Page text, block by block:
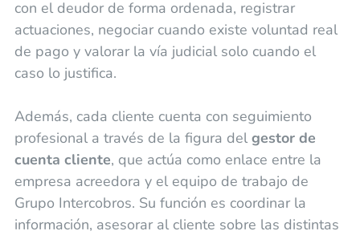
con el deudor de forma ordenada, registrar
actuaciones, negociar cuando existe voluntad real
de pago y valorar la vía judicial solo cuando el
caso lo justifica.
Además, cada cliente cuenta con seguimiento
profesional a través de la figura del gestor de
cuenta cliente, que actúa como enlace entre la
empresa acreedora y el equipo de trabajo de
Grupo Intercobros. Su función es coordinar la
información, asesorar al cliente sobre las distintas